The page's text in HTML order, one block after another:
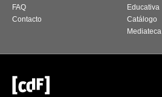
FAQ
Contacto
Educativa
Catálogo
Mediateca